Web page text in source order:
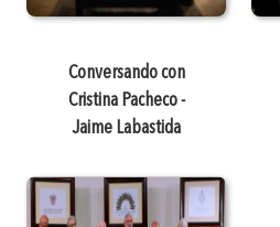
Conversando con
Cristina Pacheco -
Jaime Labastida